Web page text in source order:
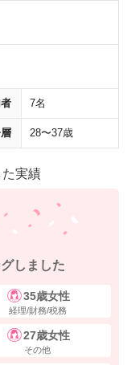
7名
28〜37歳
実績
しました
35歳女性
経理/財務/税務
27歳女性
その他